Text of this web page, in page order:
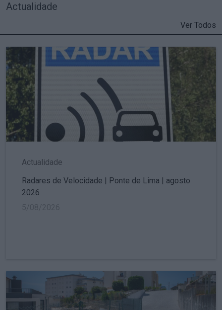
Actualidade
Ver Todos
Actualidade
Radares de Velocidade | Ponte de Lima | agosto
2026